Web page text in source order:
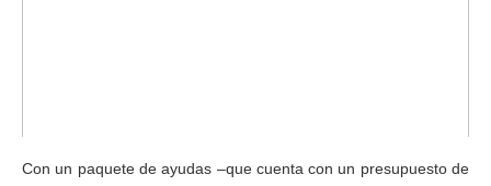
Con un paquete de ayudas –que cuenta con un presupuesto de